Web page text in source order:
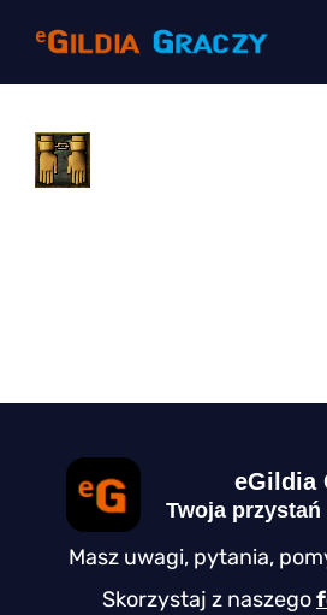
eGildia
Twoja
Masz uwagi, pytania,
Skorzystaj z naszego